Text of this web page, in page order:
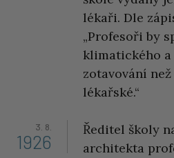
lékaři. Dle
„Profesoři by
klimatického a
zotavování
lékařské.“
3. 8.
1926
Ředitel školy
architekta